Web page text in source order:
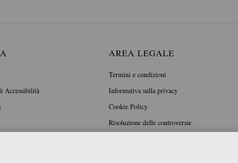
Accessibilità
AREA LEGALE
Termini e condizioni
Informativa sulla privacy
Cookie Policy
Risoluzione delle controversie